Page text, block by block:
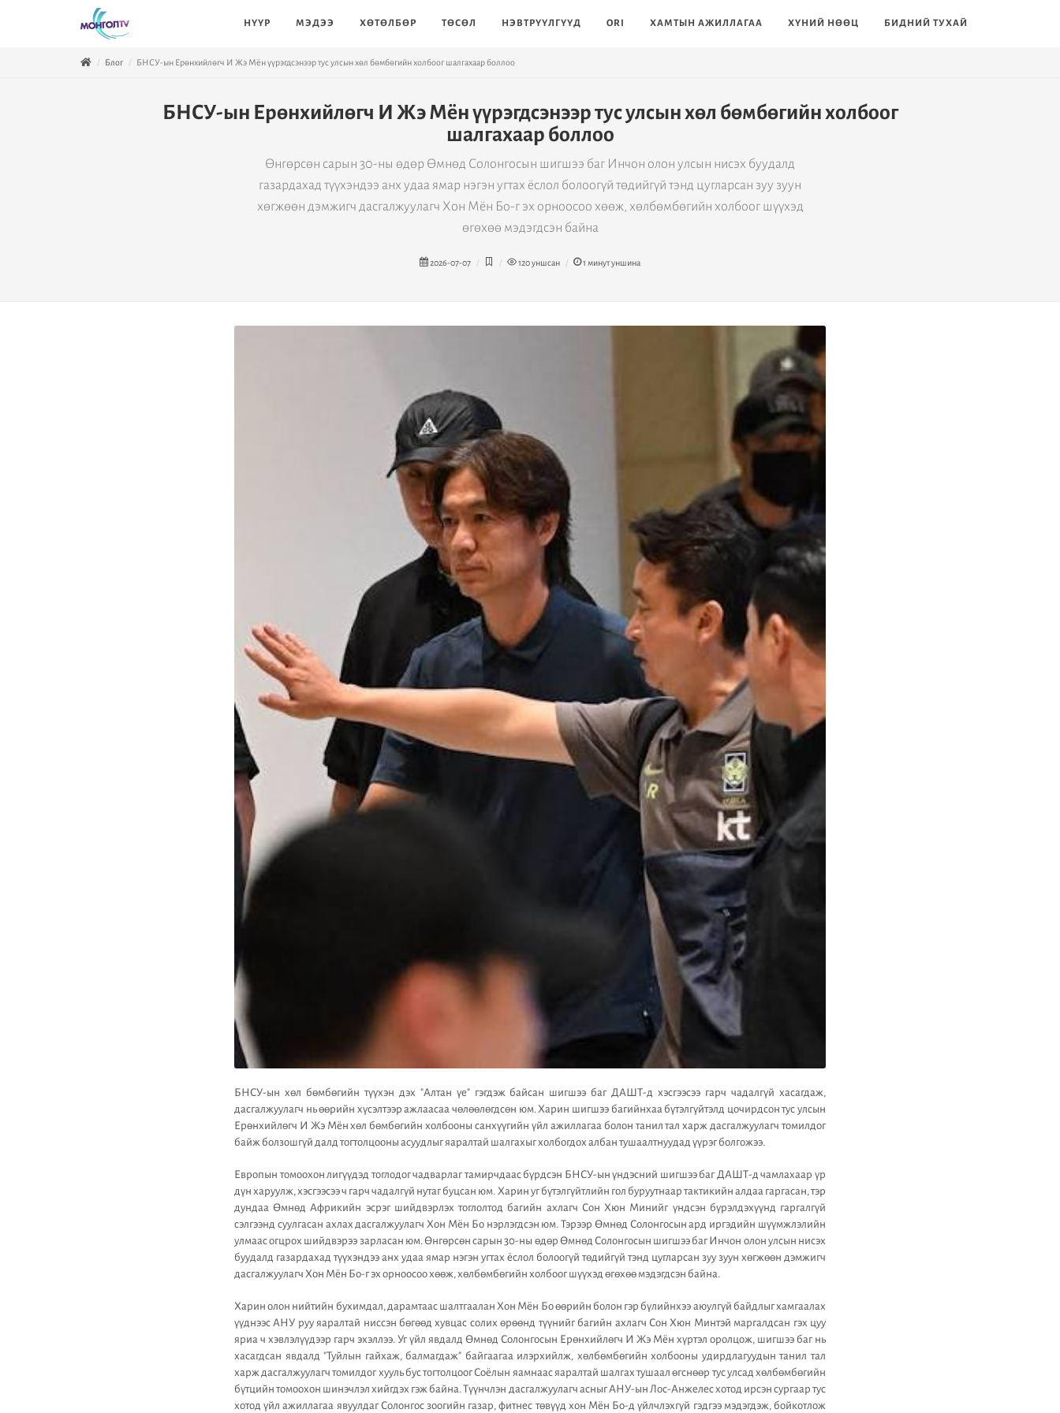
НҮҮР МЭДЭЭ ХӨТӨЛБӨР ТӨСӨЛ НЭВТРҮҮЛГҮҮД ORI ХАМТЫН АЖИЛЛАГАА ХҮНИЙ НӨӨЦ БИДНИЙ ТУХАЙ
Блог БНСУ-ын Ерөнхийлөгч И Жэ Мён үүрэгдсэнээр тус улсын хөл бөмбөгийн холбоог шалгахаар боллоо
БНСУ-ын Ерөнхийлөгч И Жэ Мён үүрэгдсэнээр тус улсын хөл бөмбөгийн холбоог
шалгахаар боллоо
Өнгөрсөн сарын 30-ны өдөр Өмнөд Солонгосын шигшээ баг Инчон олон улсын нисэх буудалд
газардахад түүхэндээ анх удаа ямар нэгэн угтах ёслол болоогүй төдийгүй тэнд цугларсан зуу зуун
хөгжөөн дэмжигч дасгалжуулагч Хон Мён Бо-г эх орноосоо хөөж, хөлбөмбөгийн холбоог шүүхэд
өгөхөө мэдэгдсэн байна
2026-07-07 120уншсан 1 минут уншина
БНСУ-ын хөл бөмбөгийн түүхэн дэх "Алтан үе" гэгдэж байсан шигшээ баг ДАШТ-д хэсгээсээ гарч чадалгүй хасагдаж,
дасгалжуулагч нь өөрийн хүсэлтээр ажлаасаа чөлөөлөгдсөн юм. Харин шигшээ багийнхаа бүтэлгүйтэлд цочирдсон тус улсын
Ерөнхийлөгч И Жэ Мён хөл бөмбөгийн холбооны санхүүгийн үйл ажиллагаа болон танил тал харж дасгалжуулагч томилдог
байж болзошгүй далд тогтолцооны асуудлыг яаралтай шалгахыг холбогдох албан тушаалтнуудад үүрэг болгожээ.
Европын томоохон лигүүдэд тоглодог чадварлаг тамирчдаас бүрдсэн БНСУ-ын үндэсний шигшээ баг ДАШТ-д чамлахаар үр
дүн харуулж, хэсгээсээ ч гарч чадалгүй нутаг буцсан юм. Харин уг бүтэлгүйтлийн гол буруутнаар тактикийн алдаа гаргасан, тэр
дундаа Өмнөд Африкийн эсрэг шийдвэрлэх тоглолтод багийн ахлагч Сон Хюн Минийг үндсэн бүрэлдэхүүнд гаргалгүй
сэлгээнд суулгасан ахлах дасгалжуулагч Хон Мён Бо нэрлэгдсэн юм. Тэрээр Өмнөд Солонгосын ард иргэдийн шүүмжлэлийн
улмаас огцрох шийдвэрээ зарласан юм. Өнгөрсөн сарын 30-ны өдөр Өмнөд Солонгосын шигшээ баг Инчон олон улсын нисэх
буудалд газардахад түүхэндээ анх удаа ямар нэгэн угтах ёслол болоогүй төдийгүй тэнд цугларсан зуу зуун хөгжөөн дэмжигч
дасгалжуулагч Хон Мён Бо-г эх орноосоо хөөж, хөлбөмбөгийн холбоог шүүхэд өгөхөө мэдэгдсэн байна.
Харин олон нийтийн бухимдал, дарамтаас шалтгаалан Хон Мён Бо өөрийн болон гэр бүлийнхээ аюулгүй байдлыг хамгаалах
үүднээс АНУ руу яаралтай ниссэн бөгөөд хувцас солих өрөөнд түүнийг багийн ахлагч Сон Хюн Минтэй маргалдсан гэх цуу
яриа ч хэвлэлүүдээр гарч эхэллээ. Уг үйл явдалд Өмнөд Солонгосын Ерөнхийлөгч И Жэ Мён хүртэл оролцож, шигшээ баг нь
хасагдсан явдалд "Туйлын гайхаж, балмагдаж" байгаагаа илэрхийлж, хөлбөмбөгийн холбооны удирдлагуудын танил тал
харж дасгалжуулагч томилдог хууль бус тогтолцоог Соёлын яамнаас яаралтай шалгах тушаал өгснөөр тус улсад хөлбөмбөгийн
бүтцийн томоохон шинэчлэл хийгдэх гэж байна. Түүнчлэн дасгалжуулагч асныг АНУ-ын Лос-Анжелес хотод ирсэн сургаар тус
хотод үйл ажиллагаа явуулдаг Солонгос зоогийн газар, фитнес төвүүд хон Мён Бо-д үйлчлэхгүй гэдгээ мэдэгдэж, бойкотлож